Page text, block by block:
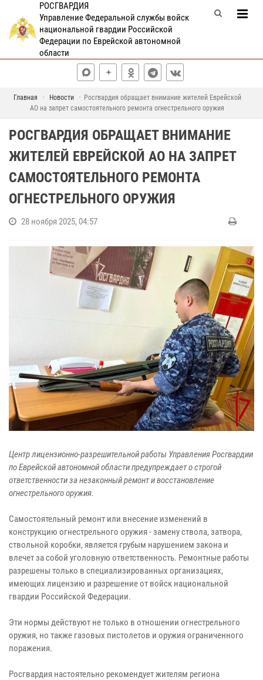
РОСГВАРДИЯ
Управление Федеральной службы войск
национальной гвардии Российской
Федерации по Еврейской автономной
области
Главная Новости
Росгвардия обращает внимание жителей Еврейской
АО на запрет самостоятельного ремонта огнестрельного оружия
РОСГВАРДИЯ ОБРАЩАЕТ ВНИМАНИЕ
ЖИТЕЛЕЙ ЕВРЕЙСКОЙ АО НА ЗАПРЕТ
САМОСТОЯТЕЛЬНОГО РЕМОНТА
ОГНЕСТРЕЛЬНОГО ОРУЖИЯ
28 ноября 2025, 04:57
Центр лицензионно-разрешительной работы Управления Росгвардии
по Еврейской автономной области предупреждает о строгой
ответственности за незаконный ремонт и восстановление
огнестрельного оружия.
Самостоятельный ремонт или внесение изменений в
конструкцию огнестрельного оружия - замену ствола, затвора,
ствольной коробки, является грубым нарушением закона и
влечет за собой уголовную ответственность. Ремонтные работы
разрешены только в специализированных организациях,
имеющих лицензию и разрешение от войск национальной
гвардии Российской Федерации.
Эти нормы действуют не только в отношении огнестрельного
оружия, но также газовых пистолетов и оружия ограниченного
поражения.
Росгвардия настоятельно рекомендует жителям региона